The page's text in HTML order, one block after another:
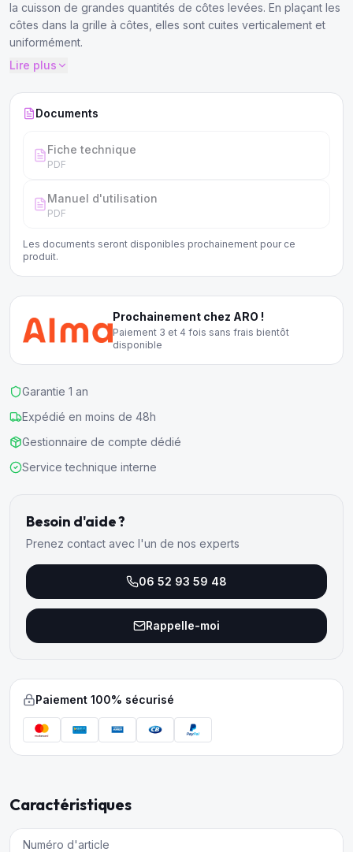
la cuisson de grandes quantités de côtes levées. En plaçant les
côtes dans la grille à côtes, elles sont cuites verticalement et
uniformément.
Lire plus
Documents
Fiche technique
PDF
Manuel d'utilisation
PDF
Les documents seront disponibles prochainement pour ce
produit.
Prochainement chez ARO !
Paiement 3 et 4 fois sans frais bientôt
disponible
Garantie 1 an
Expédié en moins de 48h
Gestionnaire de compte dédié
Service technique interne
Besoin d'aide ?
Prenez contact avec l'un de nos experts
06 52 93 59 48
Rappelle-moi
Paiement 100% sécurisé
Caractéristiques
Numéro d'article